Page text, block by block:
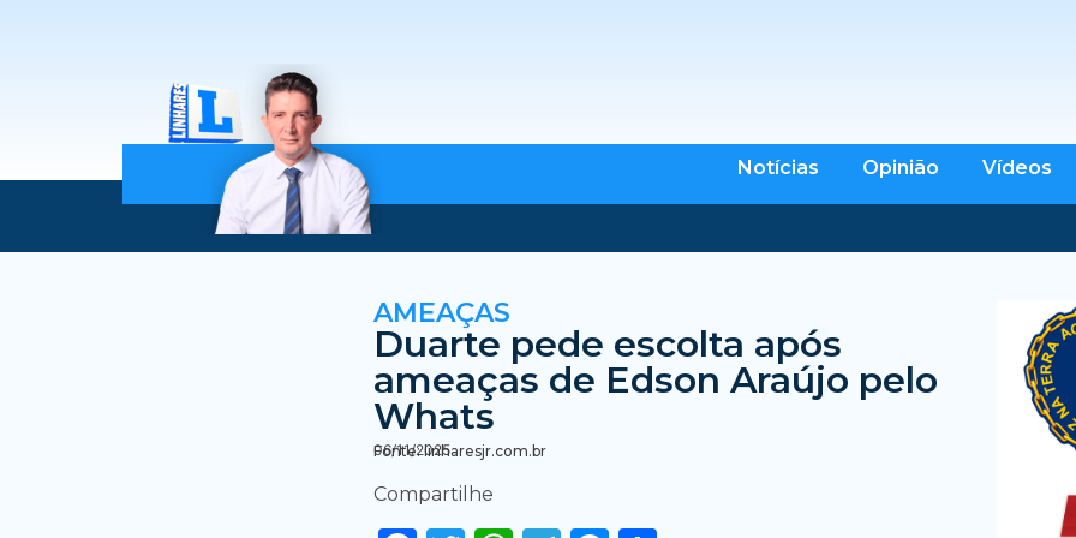
Notícias Opinião Vídeos
AMEAÇAS
Duarte pede escolta após
ameaças de Edson Araújo pelo
Whats
Fonte: linharesjr.com.br
06/11/2025
Compartilhe